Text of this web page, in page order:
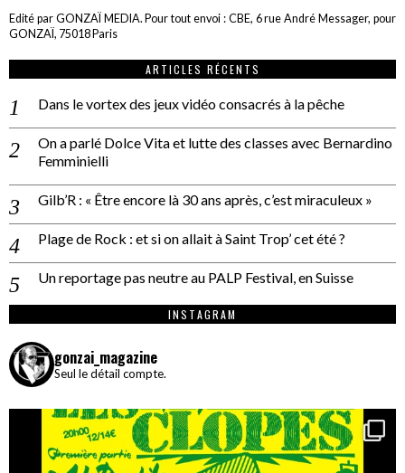
Edité par GONZAÏ MEDIA. Pour tout envoi : CBE, 6 rue André Messager, pour
GONZAÏ, 75018 Paris
ARTICLES RÉCENTS
Dans le vortex des jeux vidéo consacrés à la pêche
On a parlé Dolce Vita et lutte des classes avec Bernardino
Femminielli
Gilb’R : « Être encore là 30 ans après, c’est miraculeux »
Plage de Rock : et si on allait à Saint Trop’ cet été ?
Un reportage pas neutre au PALP Festival, en Suisse
INSTAGRAM
gonzai_magazine
Seul le détail compte.